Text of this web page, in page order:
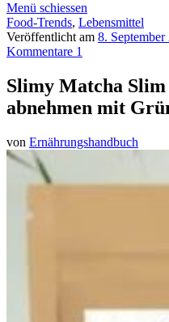
Menü schiessen
Food-Trends, Lebensmittel
Veröffentlicht am 8. September
Kommentare 1
Slimy Matcha
abnehmen mit
von Ernährungshandbuch